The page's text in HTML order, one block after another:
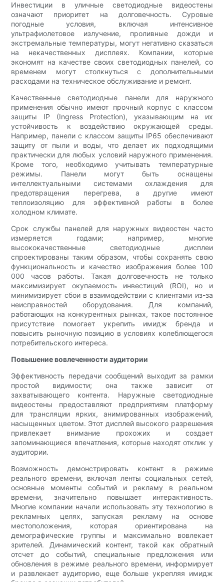
Инвестиции в уличные светодиодные видеостены
означают приоритет на долговечность. Суровые
погодные условия, включая интенсивное
ультрафиолетовое излучение, проливные дожди и
экстремальные температуры, могут негативно сказаться
на некачественных дисплеях. Компании, которые
экономят на качестве своих светодиодных панелей, со
временем могут столкнуться с дополнительными
расходами на техническое обслуживание и ремонт.
Качественные светодиодные панели для наружного
применения обычно имеют прочный корпус с классом
защиты IP (Ingress Protection), указывающим на их
устойчивость к воздействию окружающей среды.
Например, панели с классом защиты IP65 обеспечивают
защиту от пыли и воды, что делает их подходящими
практически для любых условий наружного применения.
Кроме того, необходимо учитывать температурные
режимы. Панели могут быть оснащены
интеллектуальными системами охлаждения для
предотвращения перегрева, а другие имеют
теплоизоляцию для эффективной работы в более
холодном климате.
Срок службы панелей для наружных видеостен часто
измеряется годами; например, многие
высококачественные светодиодные дисплеи
спроектированы таким образом, чтобы сохранять свою
функциональность и качество изображения более 100
000 часов работы. Такая долговечность не только
максимизирует окупаемость инвестиций (ROI), но и
минимизирует сбои в взаимодействии с клиентами из-за
неисправностей оборудования. Для компаний,
работающих на конкурентных рынках, такое постоянное
присутствие помогает укрепить имидж бренда и
повысить рыночную позицию в условиях колеблющегося
потребительского интереса.
Повышение вовлеченности аудитории
Эффективность передачи сообщений выходит за рамки
простой видимости; она также зависит от
захватывающего контента. Наружные светодиодные
видеостены предоставляют предприятиям платформу
для трансляции ярких, анимированных изображений,
насыщенных цветом. Этот дисплей высокого разрешения
привлекает внимание прохожих и создает
запоминающиеся впечатления, которые находят отклик у
аудитории.
Возможность демонстрировать контент в режиме
реального времени, включая ленты социальных сетей,
основные моменты событий и рекламу в реальном
времени, значительно повышает интерактивность.
Многие компании начали использовать эту технологию в
рекламных целях, запуская рекламу на основе
местоположения, которая ориентирована на
демографические группы и максимально вовлекает
зрителей. Динамический контент, такой как обратный
отсчет до событий, специальные предложения или
обновления в режиме реального времени, информирует
и развлекает аудиторию, еще больше укрепляя имидж